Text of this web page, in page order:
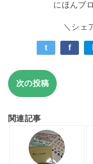
にほんブ
＼シェ
t f
次の投稿
関連記事